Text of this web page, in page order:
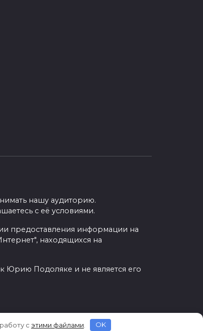
нашу аудиторию.
с её условиями.
предоставления информации на
находящихся на
Юрию Подоляке и не является его
с этими файлами OK